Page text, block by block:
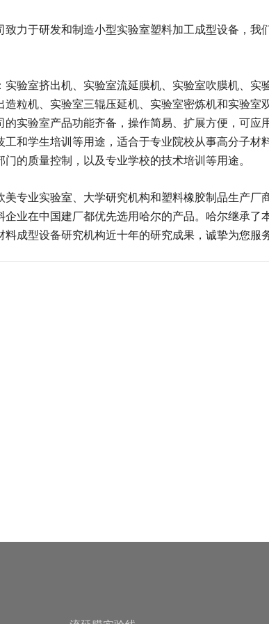
致力于研发和制造小型实验室塑料加工成型设备，我
实验室挤出机、实验室流延膜机、实验室吹膜机、实
造粒机、实验室三辊压延机、实验室密炼机和实验室
实验室产品功能齐备，操作简易、扩展方便，可应
和学生培训等用途，适合于专业院校从事高分子材
的质量控制，以及专业学校的技术培训等用途。
美专业实验室、大学研究机构和塑料橡胶制品生产厂
企业在中国建厂都优先选用哈尔的产品。哈尔继承了
成型设备研究机构近十年的研究成果，诚挚为您服务